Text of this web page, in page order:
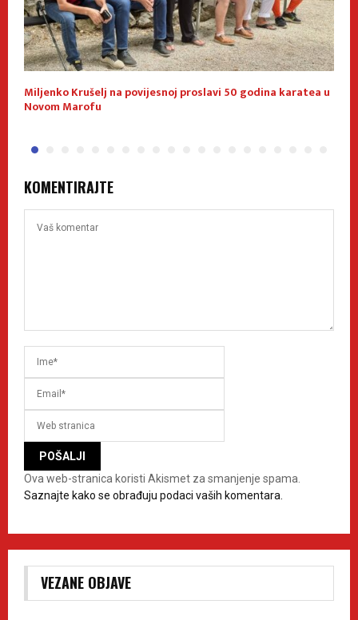
Miljenko Krušelj na povijesnoj proslavi 50 godina karatea u
Novom Marofu
KOMENTIRAJTE
Ova web-stranica koristi Akismet za smanjenje spama.
Saznajte kako se obrađuju podaci vaših komentara.
VEZANE OBJAVE